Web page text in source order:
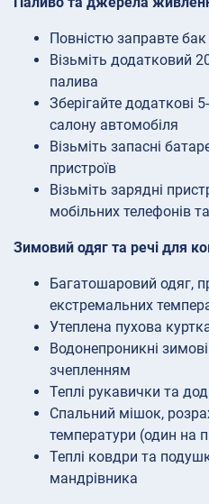
Повністю заправте
Візьміть додатковий
палива
Зберігайте додаткові
салону автомобіля
Візьміть запасні
пристроїв
Візьміть зарядні
мобільних телефонів
Зимовий одяг та речі для
Багатошаровий одяг,
екстремальних
Утеплена пухова
Водонепроникні
зчепленням
Теплі рукавички та
Спальний мішок,
температури (один на
Теплі ковдри та
мандрівника